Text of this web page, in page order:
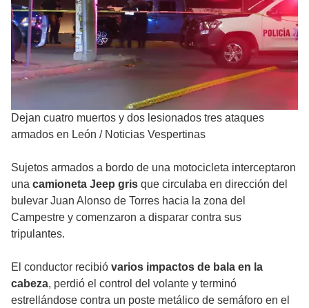
Dejan cuatro muertos y dos lesionados tres ataques
armados en León / Noticias Vespertinas
Sujetos armados a bordo de una motocicleta interceptaron
una camioneta Jeep gris que circulaba en dirección del
bulevar Juan Alonso de Torres hacia la zona del
Campestre y comenzaron a disparar contra sus
tripulantes.
El conductor recibió varios impactos de bala en la
cabeza, perdió el control del volante y terminó
estrellándose contra un poste metálico de semáforo en el